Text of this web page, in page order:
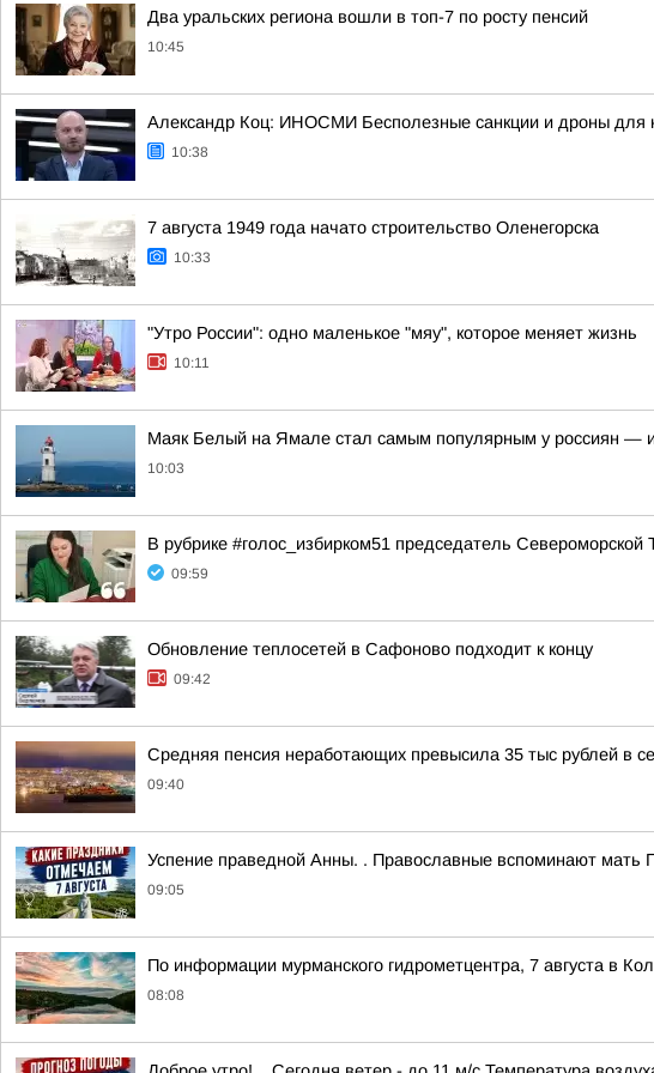
Два уральских региона вошли в топ-7 по росту пенсий
10:45
Александр Коц: ИНОСМИ Бесполезные санкции и дроны для
10:38
7 августа 1949 года начато строительство Оленегорска
10:33
"Утро России": одно маленькое "мяу", которое меняет жизнь
10:11
Маяк Белый на Ямале стал самым популярным у россиян —
10:03
В рубрике #голос_избирком51 председатель
09:59
Обновление теплосетей в Сафоново подходит к концу
09:42
Средняя пенсия неработающих превысила 35 тыс рублей в
09:40
Успение праведной Анны. . Православные вспоминают мать
09:05
По информации мурманского гидрометцентра, 7 августа в
08:08